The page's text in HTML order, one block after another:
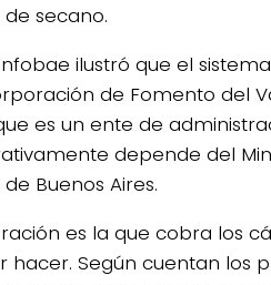
de secano.
ilustró que el
de Fomento del
es un ente de
depende del
Buenos Aires.
es la que cobra los
hacer. Según cuentan los